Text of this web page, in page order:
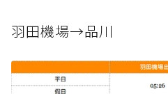
羽田機場→品川